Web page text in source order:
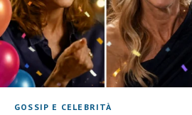
GOSSIP E CELEBRITÀ